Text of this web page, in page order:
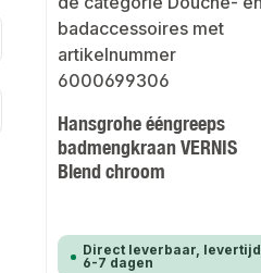
Hansgrohe ééngreeps
badmengkraan VERNIS
Blend chroom
Direct leverbaar, levertijd
6-7 dagen